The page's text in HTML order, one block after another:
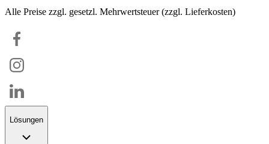
Alle Preise zzgl. gesetzl. Mehrwertsteuer (zzgl. Lieferkosten)
Lösungen